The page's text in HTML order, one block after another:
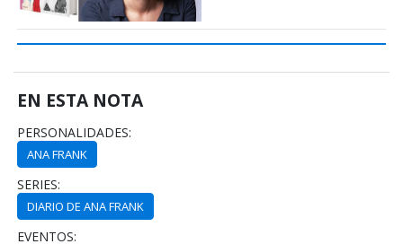
EN ESTA NOTA
PERSONALIDADES:
ANA FRANK
SERIES:
DIARIO DE ANA FRANK
EVENTOS: